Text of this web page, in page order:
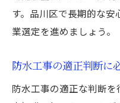
す。品川区で長期的な
業選定を進めましょう。
防水工事の適正判断に
防水工事の適正な判断